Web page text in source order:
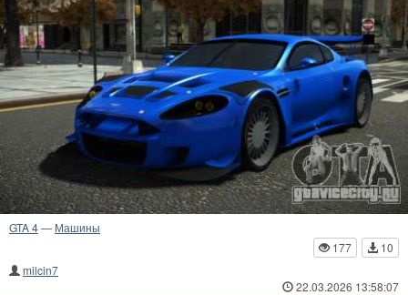
GTA 4— Машины
177
10
milcin7
22.03.2026 13:58:07